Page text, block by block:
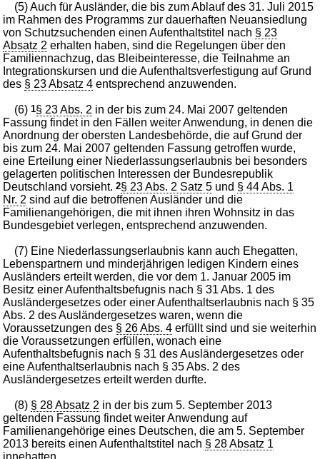
(5) Auch für Ausländer, die bis zum Ablauf des 31. Juli 2015
im Rahmen des Programms zur dauerhaften Neuansiedlung
von Schutzsuchenden einen Aufenthaltstitel nach § 23
Absatz 2 erhalten haben, sind die Regelungen über den
Familiennachzug, das Bleibeinteresse, die Teilnahme an
Integrationskursen und die Aufenthaltsverfestigung auf Grund
des § 23 Absatz 4 entsprechend anzuwenden.
(6)1§ 23 Abs. 2 in der bis zum 24. Mai 2007 geltenden
Fassung findet in den Fällen weiter Anwendung, in denen die
Anordnung der obersten Landesbehörde, die auf Grund der
bis zum 24. Mai 2007 geltenden Fassung getroffen wurde,
eine Erteilung einer Niederlassungserlaubnis bei besonders
gelagerten politischen Interessen der Bundesrepublik
Deutschland vorsieht.2§ 23 Abs. 2 Satz 5 und § 44 Abs. 1
Nr. 2 sind auf die betroffenen Ausländer und die
Familienangehörigen, die mit ihnen ihren Wohnsitz in das
Bundesgebiet verlegen, entsprechend anzuwenden.
(7) Eine Niederlassungserlaubnis kann auch Ehegatten,
Lebenspartnern und minderjährigen ledigen Kindern eines
Ausländers erteilt werden, die vor dem 1. Januar 2005 im
Besitz einer Aufenthaltsbefugnis nach § 31 Abs. 1 des
Ausländergesetzes oder einer Aufenthaltserlaubnis nach § 35
Abs. 2 des Ausländergesetzes waren, wenn die
Voraussetzungen des § 26 Abs. 4 erfüllt sind und sie weiterhin
die Voraussetzungen erfüllen, wonach eine
Aufenthaltsbefugnis nach § 31 des Ausländergesetzes oder
eine Aufenthaltserlaubnis nach § 35 Abs. 2 des
Ausländergesetzes erteilt werden durfte.
(8) § 28 Absatz 2 in der bis zum 5. September 2013
geltenden Fassung findet weiter Anwendung auf
Familienangehörige eines Deutschen, die am 5. September
2013 bereits einen Aufenthaltstitel nach § 28 Absatz 1